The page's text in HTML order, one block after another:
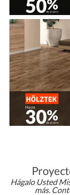
Hágalo Usted
más.